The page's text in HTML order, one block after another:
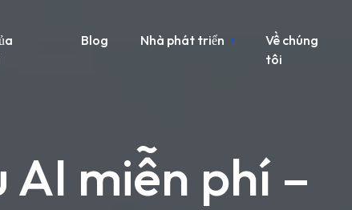
Blog Nhà phát triển
Về chúng
tôi
miễn phí –